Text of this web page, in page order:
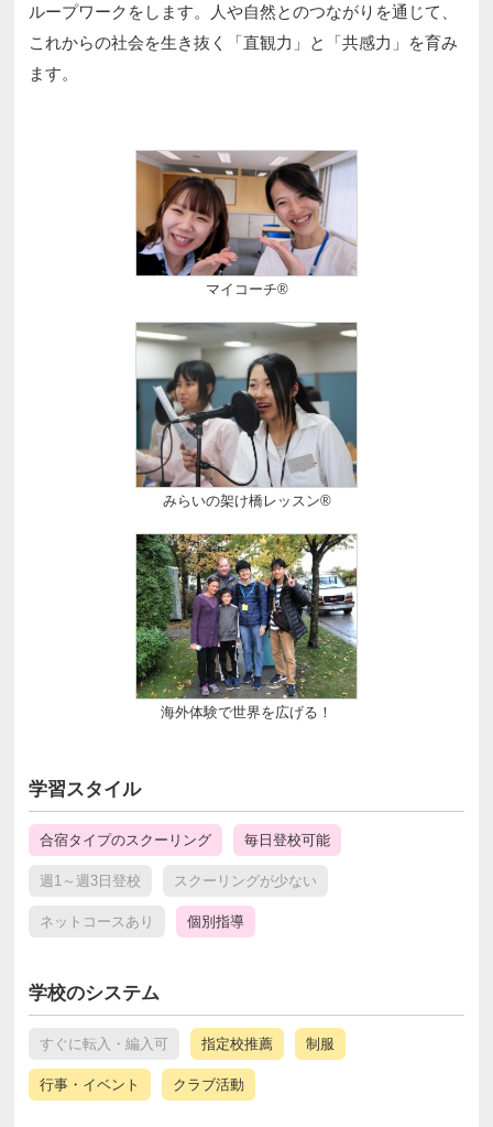
ループワークをします。人や自然とのつながりを通じて、
これからの社会を生き抜く「直観力」と「共感力」を育み
ます。
マイコーチ®
みらいの架け橋レッスン®
海外体験で世界を広げる！
学習スタイル
合宿タイプのスクーリング 毎日登校可能
週1～週3日登校 スクーリングが少ない
ネットコースあり 個別指導
学校のシステム
すぐに転入・編入可 指定校推薦 制服
行事・イベント クラブ活動